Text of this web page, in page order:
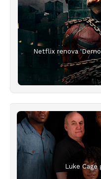
Netflix renova
Luke Cage